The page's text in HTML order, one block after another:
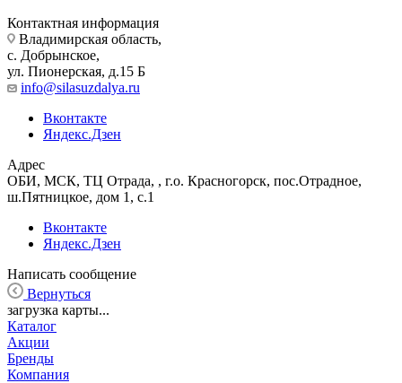
Контактная информация
Владимирская область,
с. Добрынское,
ул. Пионерская, д.15 Б
info@silasuzdalya.ru
Вконтакте
Яндекс.Дзен
Адрес
ОБИ, МСК, ТЦ Отрада, , г.о. Красногорск, пос.Отрадное,
ш.Пятницкое, дом 1, с.1
Вконтакте
Яндекс.Дзен
Написать сообщение
Вернуться
загрузка карты...
Каталог
Акции
Бренды
Компания